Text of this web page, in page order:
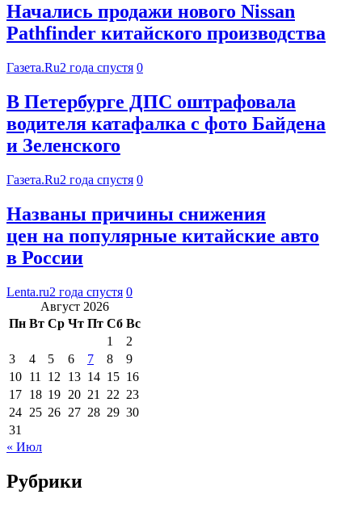
Начались продажи нового Nissan
Pathfinder китайского производства
Газета.Ru2 года спустя 0
В Петербурге ДПС оштрафовала
водителя катафалка с фото Байдена
и Зеленского
Газета.Ru2 года спустя 0
Названы причины снижения
цен на популярные китайские авто
в России
Lenta.ru2 года спустя 0
Август 2026
Пн Вт Ср Чт Пт Сб Вс
1
2
3
4 5 6 7 8
9
10 11 12 13 14 15 16
17 18 19 20 21 22 23
24 25 26 27 28 29 30
31
« Июл
Рубрики